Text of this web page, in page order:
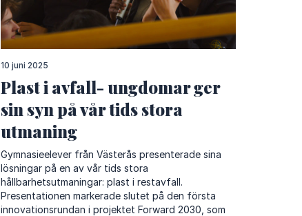
10 juni 2025
Plast i avfall- ungdomar ger
sin syn på vår tids stora
utmaning
Gymnasieelever från Västerås presenterade sina
lösningar på en av vår tids stora
hållbarhetsutmaningar: plast i restavfall.
Presentationen markerade slutet på den första
innovationsrundan i projektet Forward 2030, som